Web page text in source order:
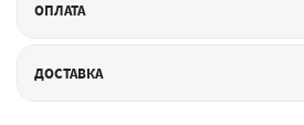
ОПЛАТА
ДОСТАВКА